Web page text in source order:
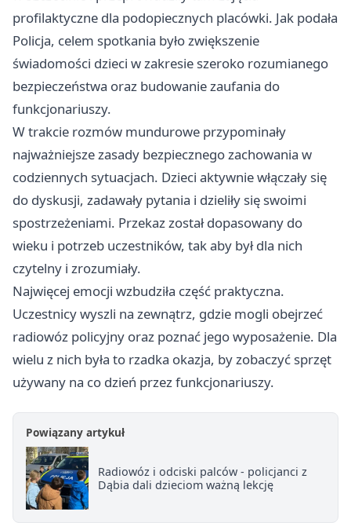
profilaktyczne dla podopiecznych placówki. Jak podała
Policja, celem spotkania było zwiększenie
świadomości dzieci w zakresie szeroko rozumianego
bezpieczeństwa oraz budowanie zaufania do
funkcjonariuszy.
W trakcie rozmów mundurowe przypominały
najważniejsze zasady bezpiecznego zachowania w
codziennych sytuacjach. Dzieci aktywnie włączały się
do dyskusji, zadawały pytania i dzieliły się swoimi
spostrzeżeniami. Przekaz został dopasowany do
wieku i potrzeb uczestników, tak aby był dla nich
czytelny i zrozumiały.
Najwięcej emocji wzbudziła część praktyczna.
Uczestnicy wyszli na zewnątrz, gdzie mogli obejrzeć
radiowóz policyjny oraz poznać jego wyposażenie. Dla
wielu z nich była to rzadka okazja, by zobaczyć sprzęt
używany na co dzień przez funkcjonariuszy.
Powiązany artykuł
Radiowóz i odciski palców - policjanci z
Dąbia dali dzieciom ważną lekcję